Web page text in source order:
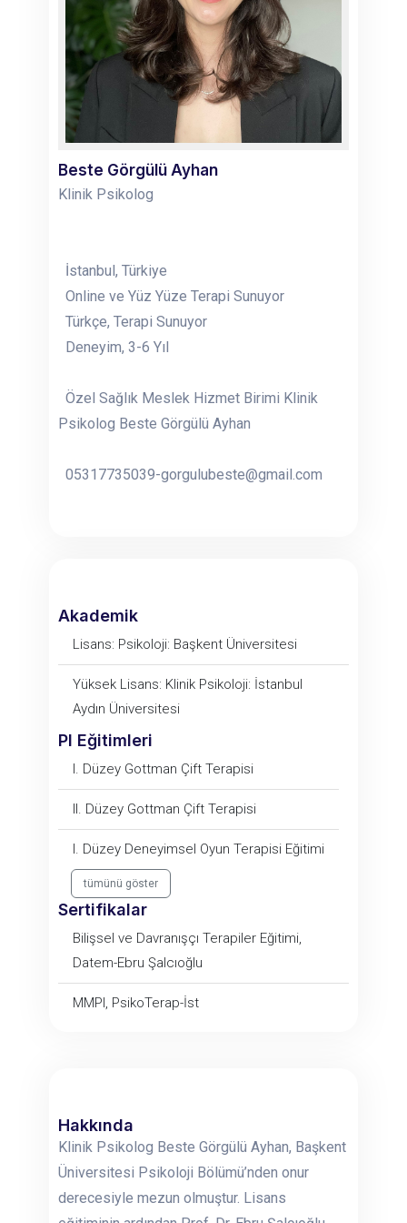
Beste Görgülü Ayhan
Klinik Psikolog
İstanbul, Türkiye
Online ve Yüz Yüze Terapi Sunuyor
Türkçe, Terapi Sunuyor
Deneyim, 3-6 Yıl
Özel Sağlık Meslek Hizmet Birimi Klinik
Psikolog Beste Görgülü Ayhan
05317735039-gorgulubeste@gmail.com
Akademik
Lisans: Psikoloji: Başkent Üniversitesi
Yüksek Lisans: Klinik Psikoloji: İstanbul
Aydın Üniversitesi
PI Eğitimleri
I. Düzey Gottman Çift Terapisi
II. Düzey Gottman Çift Terapisi
I. Düzey Deneyimsel Oyun Terapisi Eğitimi
tümünü göster
Sertifikalar
Bilişsel ve Davranışçı Terapiler Eğitimi,
Datem-Ebru Şalcıoğlu
MMPI, PsikoTerap-İst
Hakkında
Klinik Psikolog Beste Görgülü Ayhan, Başkent
Üniversitesi Psikoloji Bölümü’nden onur
derecesiyle mezun olmuştur. Lisans